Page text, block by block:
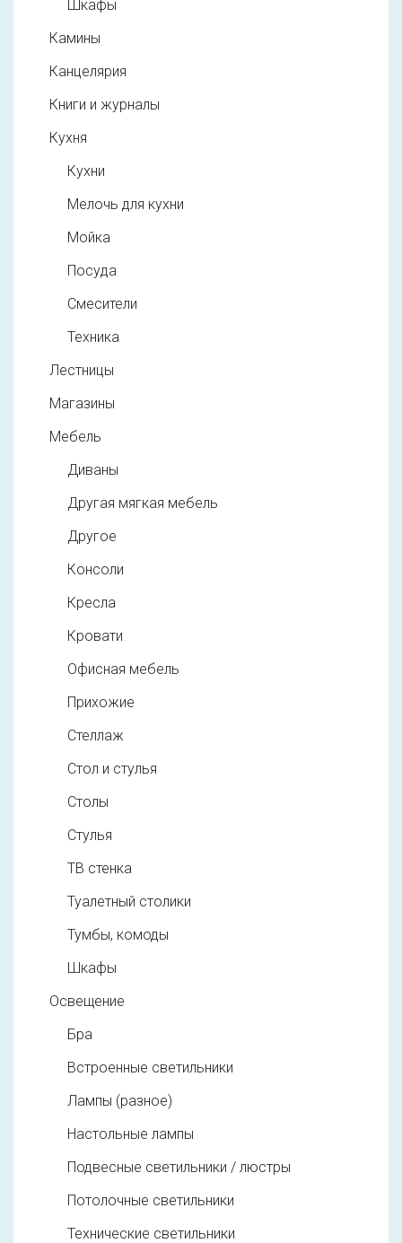
Шкафы
Камины
Канцелярия
Книги и журналы
Кухня
Кухни
Мелочь для кухни
Мойка
Посуда
Смесители
Техника
Лестницы
Магазины
Мебель
Диваны
Другая мягкая мебель
Другое
Консоли
Кресла
Кровати
Офисная мебель
Прихожие
Стеллаж
Стол и стулья
Столы
Стулья
ТВ стенка
Туалетный столики
Тумбы, комоды
Шкафы
Освещение
Бра
Встроенные светильники
Лампы (разное)
Настольные лампы
Подвесные светильники / люстры
Потолочные светильники
Технические светильники